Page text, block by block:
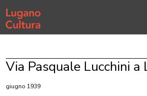
Home page
Via Pasquale Lucchini a
giugno 1939